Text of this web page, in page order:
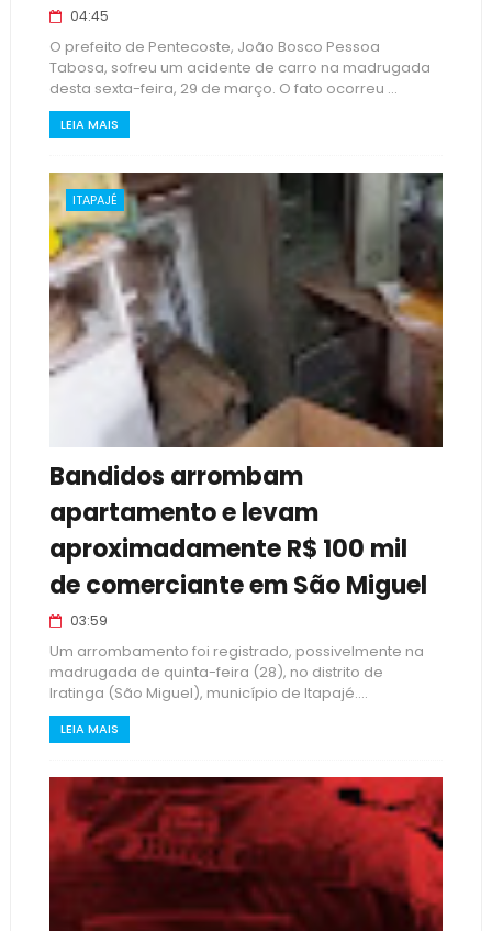
04:45
O prefeito de Pentecoste, João Bosco Pessoa
Tabosa, sofreu um acidente de carro na madrugada
desta sexta-feira, 29 de março. O fato ocorreu ...
LEIA MAIS
ITAPAJÉ
Bandidos arrombam
apartamento e levam
aproximadamente R$ 100 mil
de comerciante em São Miguel
03:59
Um arrombamento foi registrado, possivelmente na
madrugada de quinta-feira (28), no distrito de
Iratinga (São Miguel), município de Itapajé....
LEIA MAIS